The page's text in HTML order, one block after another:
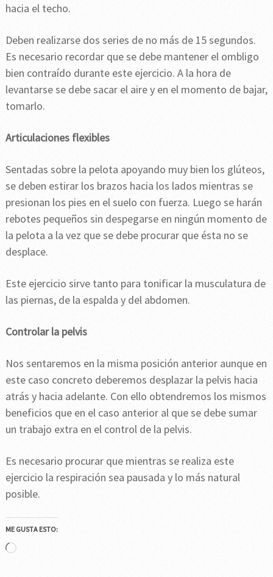
hacia el techo.
Deben realizarse dos series de no más de 15 segundos.
Es necesario recordar que se debe mantener el ombligo
bien contraído durante este ejercicio. A la hora de
levantarse se debe sacar el aire y en el momento de bajar,
tomarlo.
Articulaciones flexibles
Sentadas sobre la pelota apoyando muy bien los glúteos,
se deben estirar los brazos hacia los lados mientras se
presionan los pies en el suelo con fuerza. Luego se harán
rebotes pequeños sin despegarse en ningún momento de
la pelota a la vez que se debe procurar que ésta no se
desplace.
Este ejercicio sirve tanto para tonificar la musculatura de
las piernas, de la espalda y del abdomen.
Controlar la pelvis
Nos sentaremos en la misma posición anterior aunque en
este caso concreto deberemos desplazar la pelvis hacia
atrás y hacia adelante. Con ello obtendremos los mismos
beneficios que en el caso anterior al que se debe sumar
un trabajo extra en el control de la pelvis.
Es necesario procurar que mientras se realiza este
ejercicio la respiración sea pausada y lo más natural
posible.
ME GUSTA ESTO:
Cargando...